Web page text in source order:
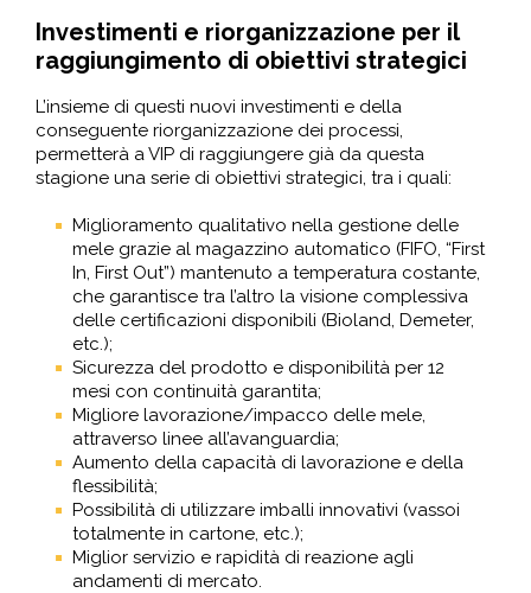
Investimenti e riorganizzazione per il
raggiungimento di obiettivi strategici
L’insieme di questi nuovi investimenti e della
conseguente riorganizzazione dei processi,
permetterà a VIP di raggiungere già da questa
stagione una serie di obiettivi strategici, tra i quali:
Miglioramento qualitativo nella gestione delle
mele grazie al magazzino automatico (FIFO, “First
In, First Out”) mantenuto a temperatura costante,
che garantisce tra l’altro la visione complessiva
delle certificazioni disponibili (Bioland, Demeter,
etc.);
Sicurezza del prodotto e disponibilità per 12
mesi con continuità garantita;
Migliore lavorazione/impacco delle mele,
attraverso linee all’avanguardia;
Aumento della capacità di lavorazione e della
flessibilità;
Possibilità di utilizzare imballi innovativi (vassoi
totalmente in cartone, etc.);
Miglior servizio e rapidità di reazione agli
andamenti di mercato.